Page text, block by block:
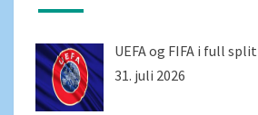
UEFA og FIFA i full
31. juli 2026